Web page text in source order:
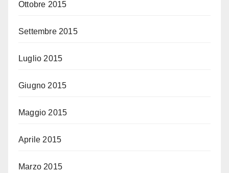
Ottobre 2015
Settembre 2015
Luglio 2015
Giugno 2015
Maggio 2015
Aprile 2015
Marzo 2015